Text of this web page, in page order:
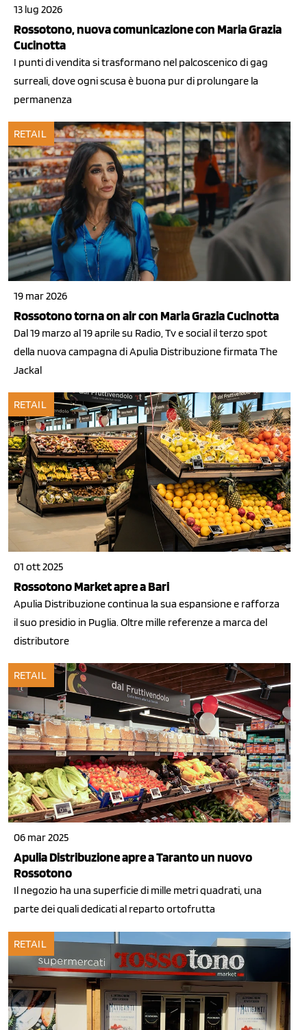
13 lug 2026
Rossotono, nuova comunicazione con Maria Grazia
Cucinotta
I punti di vendita si trasformano nel palcoscenico di gag
surreali, dove ogni scusa è buona pur di prolungare la
permanenza
RETAIL
19 mar 2026
Rossotono torna on air con Maria Grazia Cucinotta
Dal 19 marzo al 19 aprile su Radio, Tv e social il terzo spot
della nuova campagna di Apulia Distribuzione firmata The
Jackal
RETAIL
01 ott 2025
Rossotono Market apre a Bari
Apulia Distribuzione continua la sua espansione e rafforza
il suo presidio in Puglia. Oltre mille referenze a marca del
distributore
RETAIL
06 mar 2025
Apulia Distribuzione apre a Taranto un nuovo
Rossotono
Il negozio ha una superficie di mille metri quadrati, una
parte dei quali dedicati al reparto ortofrutta
RETAIL